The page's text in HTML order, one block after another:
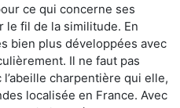
ce qui concerne ses
le fil de la similitude. En
bien plus développées avec
Il ne faut pas
charpentière qui elle,
localisée en France. Avec